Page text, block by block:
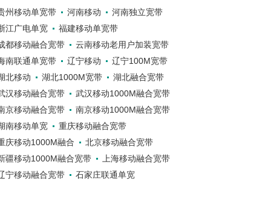
州移动单宽带 河南移动
河南独立宽带
江广电单宽
福建移动单宽带
都移动融合宽带
云南移动老用户加装宽带
南联通单宽带
辽宁移动
辽宁100M宽带
北移动
湖北1000M宽带
湖北融合宽带
汉移动融合宽带
武汉移动1000M融合宽带
京移动融合宽带
南京移动1000M融合宽带
南移动单宽
重庆移动融合宽带
庆移动1000M融合
北京移动融合宽带
疆移动1000M融合宽带
上海移动融合宽带
宁移动融合宽带
石家庄联通单宽